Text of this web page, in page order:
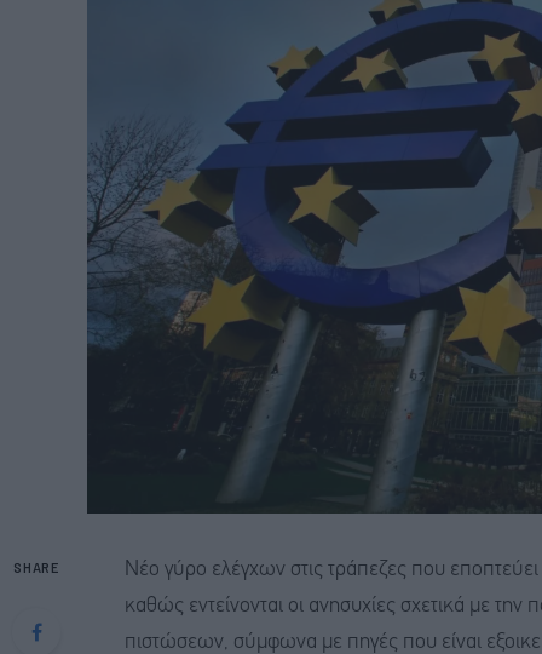
SHARE
Νέο γύρο ελέγχων στις τράπεζες που
καθώς εντείνονται οι ανησυχίες σχετικά με
πιστώσεων, σύμφωνα με πηγές που είναι